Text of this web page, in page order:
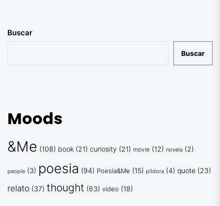
Buscar
Buscar
Moods
&Me (108) book (21) curiosity (21) movie (12) novela (2)
people (3) poesia (94) Poesía&Me (15) píldora (4) quote (23)
relato (37) thought (63) video (18)